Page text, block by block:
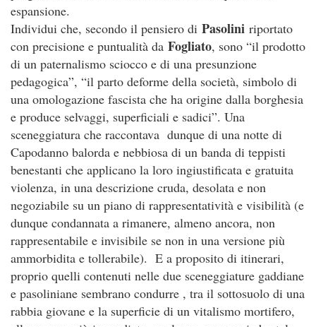
espansione.
Individui che, secondo il pensiero di Pasolini riportato
con precisione e puntualità da Fogliato, sono “il prodotto
di un paternalismo sciocco e di una presunzione
pedagogica”, “il parto deforme della società, simbolo di
una omologazione fascista che ha origine dalla borghesia
e produce selvaggi, superficiali e sadici”. Una
sceneggiatura che raccontava dunque di una notte di
Capodanno balorda e nebbiosa di un banda di teppisti
benestanti che applicano la loro ingiustificata e gratuita
violenza, in una descrizione cruda, desolata e non
negoziabile su un piano di rappresentatività e visibilità (e
dunque condannata a rimanere, almeno ancora, non
rappresentabile e invisibile se non in una versione più
ammorbidita e tollerabile). E a proposito di itinerari,
proprio quelli contenuti nelle due sceneggiature gaddiane
e pasoliniane sembrano condurre , tra il sottosuolo di una
rabbia giovane e la superficie di un vitalismo mortifero,